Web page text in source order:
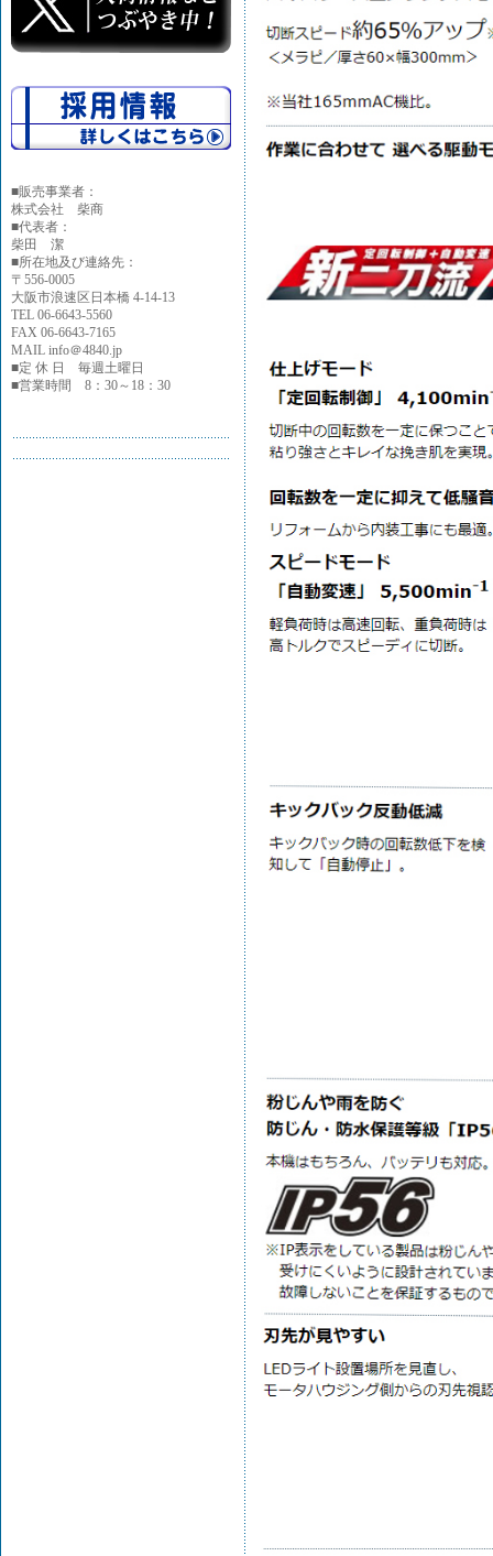
■販売事業者：
株式会社 柴商
■代表者：
柴田 潔
■所在地及び連絡先：
〒556-0005
大阪市浪速区日本橋 4-14-13
TEL 06-6643-5560
FAX 06-6643-7165
MAIL info＠4840.jp
■定 休 日 毎週土曜日
■営業時間 8：30～18：30